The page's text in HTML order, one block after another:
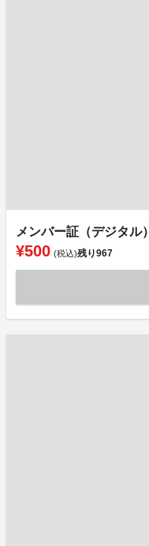
メンバー証（デジタル）
¥500 (税込)残り967